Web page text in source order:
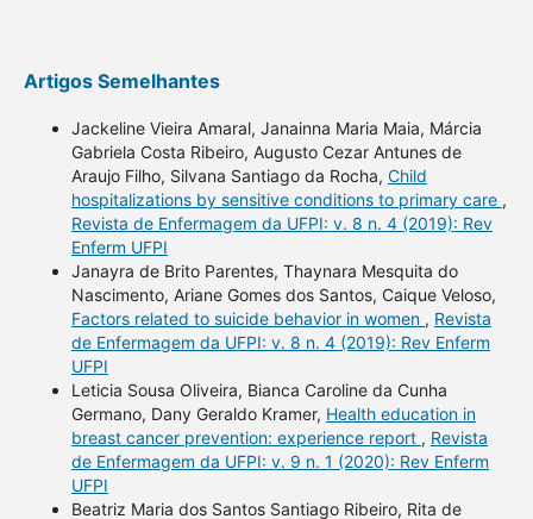
Artigos Semelhantes
Jackeline Vieira Amaral, Janainna Maria Maia, Márcia
Gabriela Costa Ribeiro, Augusto Cezar Antunes de
Araujo Filho, Silvana Santiago da Rocha, Child
hospitalizations by sensitive conditions to primary care ,
Revista de Enfermagem da UFPI: v. 8 n. 4 (2019): Rev
Enferm UFPI
Janayra de Brito Parentes, Thaynara Mesquita do
Nascimento, Ariane Gomes dos Santos, Caique Veloso,
Factors related to suicide behavior in women , Revista
de Enfermagem da UFPI: v. 8 n. 4 (2019): Rev Enferm
UFPI
Leticia Sousa Oliveira, Bianca Caroline da Cunha
Germano, Dany Geraldo Kramer, Health education in
breast cancer prevention: experience report , Revista
de Enfermagem da UFPI: v. 9 n. 1 (2020): Rev Enferm
UFPI
Beatriz Maria dos Santos Santiago Ribeiro, Rita de